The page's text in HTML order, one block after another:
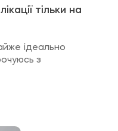
тільки на
ідеально
з